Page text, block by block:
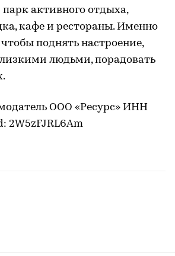
активного отдыха,
кафе и рестораны. Именно
поднять настроение,
людьми, порадовать
ООО «Ресурс» ИНН
2W5zFJRL6Am